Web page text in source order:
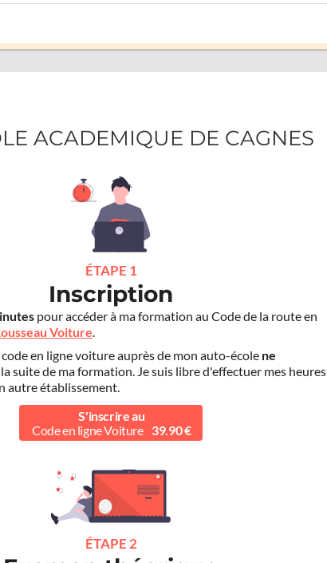
ACADEMIQUE DE CAGNES
ÉTAPE 1
Inscription
pour accéder à ma formation au Code de la route en
Voiture.
en ligne voiture auprès de mon auto-école ne
suite de ma formation. Je suis libre d'effectuer mes heures
autre établissement.
S'inscrire au
Code en ligne Voiture
39.90 €
ÉTAPE 2